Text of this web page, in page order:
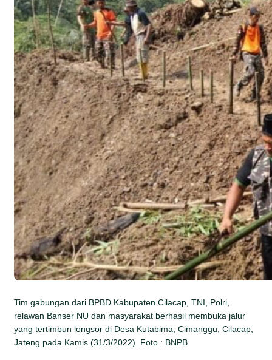
Tim gabungan dari BPBD Kabupaten Cilacap, TNI, Polri,
relawan Banser NU dan masyarakat berhasil membuka jalur
yang tertimbun longsor di Desa Kutabima, Cimanggu, Cilacap,
Jateng pada Kamis (31/3/2022). Foto : BNPB